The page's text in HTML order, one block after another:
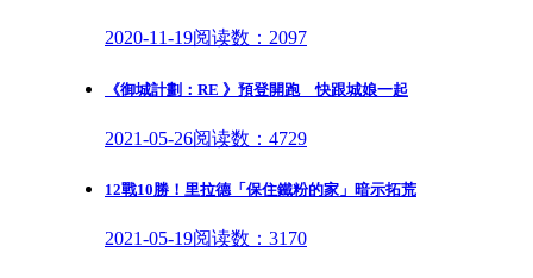
2020-11-19阅读数：2097
《御城計劃：RE 》預登開跑 快跟城娘一起
2021-05-26阅读数：4729
12戰10勝！里拉德「保住鐵粉的家」暗示拓荒
2021-05-19阅读数：3170